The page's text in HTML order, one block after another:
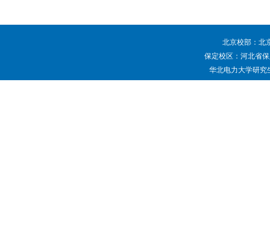
北京校部：北
保定校区：河北省
华北电力大学研究